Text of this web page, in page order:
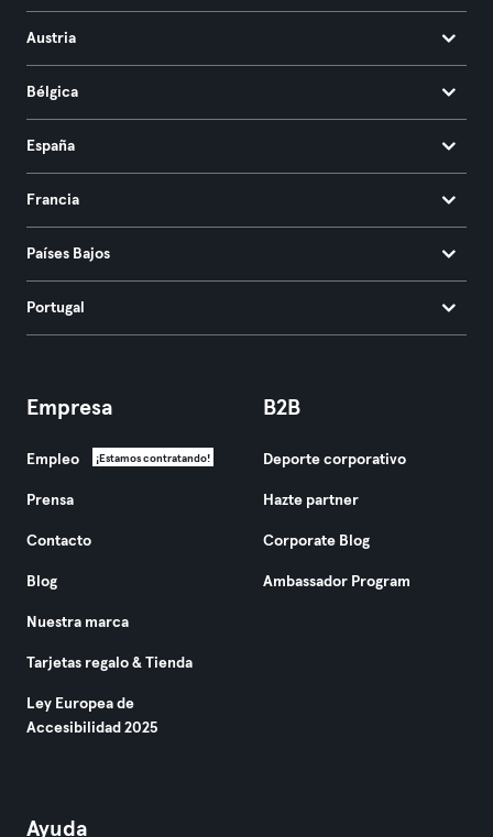
Austria
Bélgica
España
Francia
Países Bajos
Portugal
Empresa
Empleo ¡Estamos contratando!
Prensa
Contacto
Blog
Nuestra marca
Tarjetas regalo & Tienda
Ley Europea de
Accesibilidad 2025
B2B
Deporte corporativo
Hazte partner
Corporate Blog
Ambassador Program
Ayuda